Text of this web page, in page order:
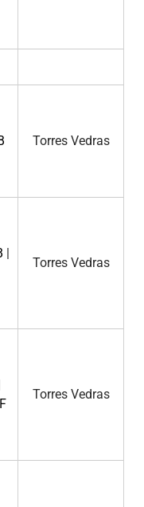
Torres Vedras
|
Torres Vedras
F
Torres Vedras